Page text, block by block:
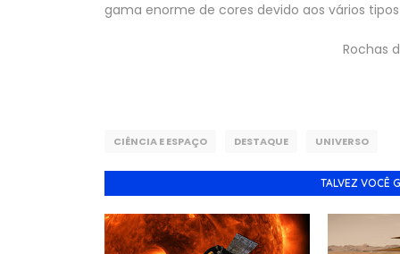
gama enorme de cores devido aos vários
Rochas
CIÊNCIA E ESPAÇO DESTAQUE UNIVERSO
TALVEZ VOCÊ